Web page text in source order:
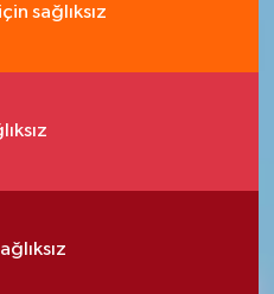
sağlıksız